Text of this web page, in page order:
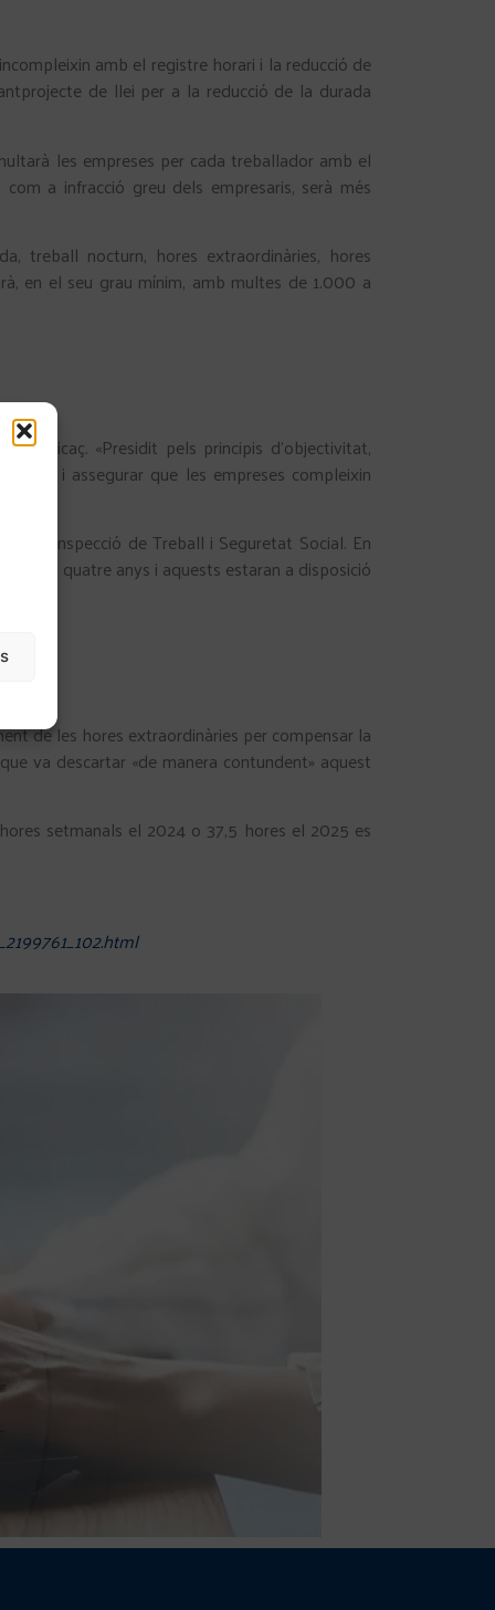
amb el registre horari i la reducció de
de llei per a la reducció de la durada
les empreses per cada treballador amb el
a infracció greu dels empresaris, serà més
treball nocturn, hores extraordinàries, hores
en el seu grau mínim, amb multes de 1.000 a
eficaç. «Presidit pels principis d’objectivitat,
i assegurar que les empreses compleixin
i la Inspecció de Treball i Seguretat Social. En
quatre anys i aquests estaran a disposició
de les hores extraordinàries per compensar la
va descartar «de manera contundent» aquest
setmanals el 2024 o 37,5 hores el 2025 es